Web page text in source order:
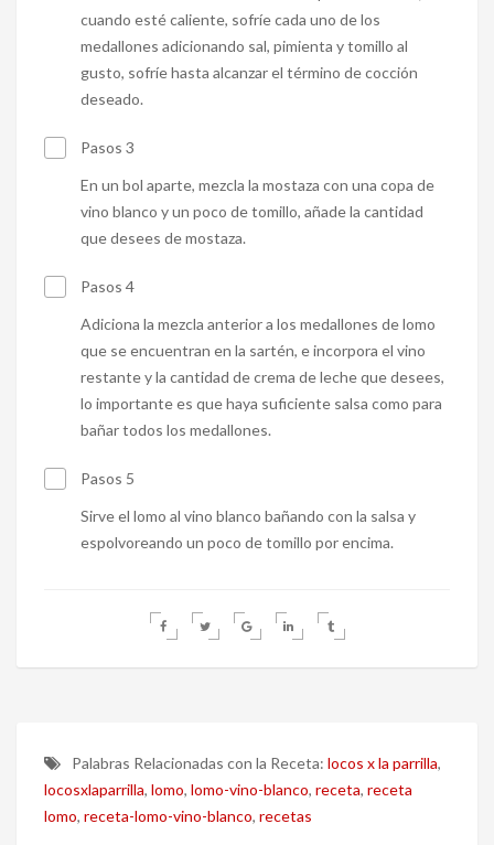
cuando esté caliente, sofríe cada uno de los
medallones adicionando sal, pimienta y tomillo al
gusto, sofríe hasta alcanzar el término de cocción
deseado.
Pasos 3
En un bol aparte, mezcla la mostaza con una copa de
vino blanco y un poco de tomillo, añade la cantidad
que desees de mostaza.
Pasos 4
Adiciona la mezcla anterior a los medallones de lomo
que se encuentran en la sartén, e incorpora el vino
restante y la cantidad de crema de leche que desees,
lo importante es que haya suficiente salsa como para
bañar todos los medallones.
Pasos 5
Sirve el lomo al vino blanco bañando con la salsa y
espolvoreando un poco de tomillo por encima.
Palabras Relacionadas con la Receta: locos x la parrilla,
locosxlaparrilla, lomo, lomo-vino-blanco, receta, receta
lomo, receta-lomo-vino-blanco, recetas